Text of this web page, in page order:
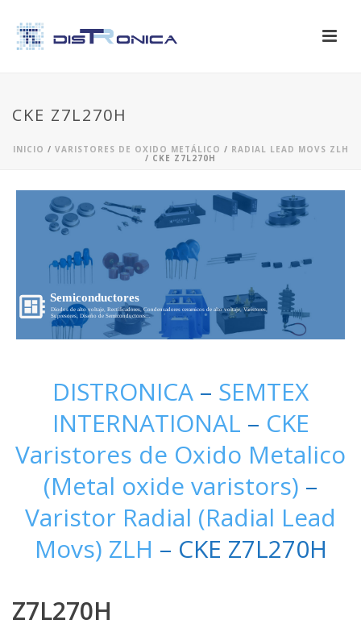
CKE Z7L270H
INICIO / VARISTORES DE OXIDO METÁLICO / RADIAL LEAD MOVS ZLH
/ CKE Z7L270H
Semiconductores
Diodos de alto voltaje, Rectificadores, Condensadores ceramicos de alto voltaje, Varistores,
Supresores, Diseño de Semiconductores...
DISTRONICA – SEMTEX
INTERNATIONAL – CKE
Varistores de Oxido Metalico
(Metal oxide varistors) –
Varistor Radial (Radial Lead
Movs) ZLH – CKE Z7L270H
Z7L270H